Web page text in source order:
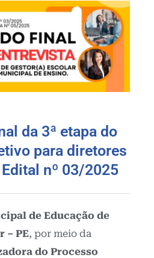
da 3ª etapa do
para diretores
nº 03/2025
de Educação de
– PE, por meio da
do Processo